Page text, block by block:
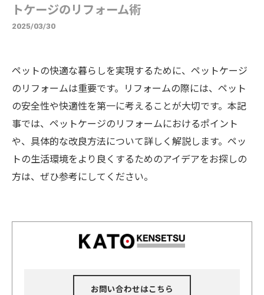
トケージのリフォーム術
2025/03/30
ペットの快適な暮らしを実現するために、ペットケージ
のリフォームは重要です。リフォームの際には、ペット
の安全性や快適性を第一に考えることが大切です。本記
事では、ペットケージのリフォームにおけるポイント
や、具体的な改良方法について詳しく解説します。ペッ
トの生活環境をより良くするためのアイデアをお探しの
方は、ぜひ参考にしてください。
お問い合わせはこちら